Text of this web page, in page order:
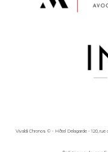
Vivaldi Chronos © - Hôtel Delagarde - 120,